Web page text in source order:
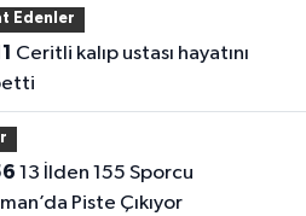
Edenler
Piste Çıkıyor